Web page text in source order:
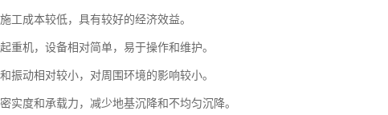
工成本较低，具有较好的经济效益。
重机，设备相对简单，易于操作和维护。
振动相对较小，对周围环境的影响较小。
实度和承载力，减少地基沉降和不均匀沉降。